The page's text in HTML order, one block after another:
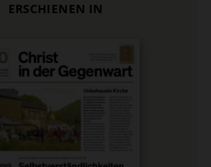
ERSCHIENEN IN